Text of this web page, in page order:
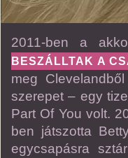
2011-ben a
BESZÁLLTAK A
meg
szerepet – egy
Part Of You volt.
ben játszotta
egycsapásra